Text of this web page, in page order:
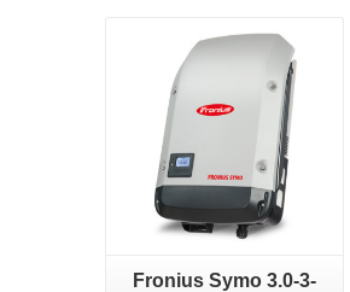
Fronius Symo 3.0-3-